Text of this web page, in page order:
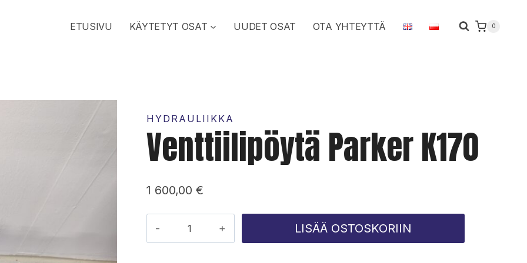
ETUSIVU KÄYTETYT OSAT UUDET OSAT OTA YHTEYTTÄ 0
HYDRAULIIKKA
Venttiilipöytä Parker K170
1 600,00€
Venttiilipöytä
Parker
LISÄÄ OSTOSKORIIN